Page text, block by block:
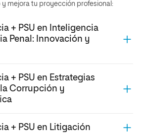
y mejora tu proyección profesional:
+ PSU en Inteligencia
Penal: Innovación y
+ PSU en Estrategias
Corrupción y
+ PSU en Litigación